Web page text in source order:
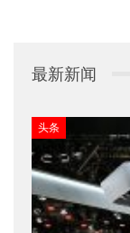
最新新闻
头条